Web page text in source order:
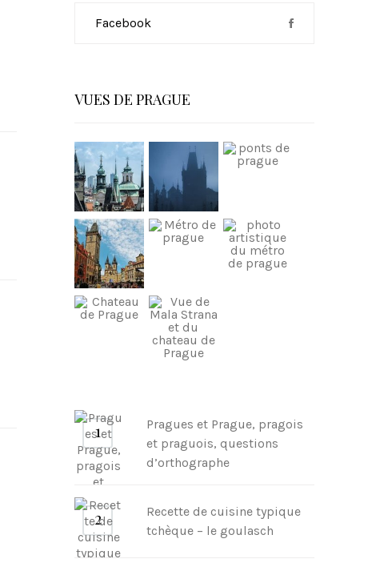
Facebook
VUES DE PRAGUE
Pragues et Prague, pragois
et praguois, questions
d’orthographe
Recette de cuisine typique
tchèque – le goulasch